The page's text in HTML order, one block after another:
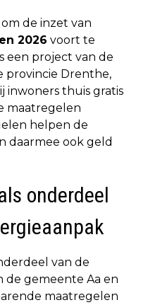
de inzet van
2026 voort te
een project van de
provincie Drenthe,
inwoners thuis gratis
maatregelen
helpen de
daarmee ook geld
onderdeel
van de
de gemeente Aa en
maatregelen